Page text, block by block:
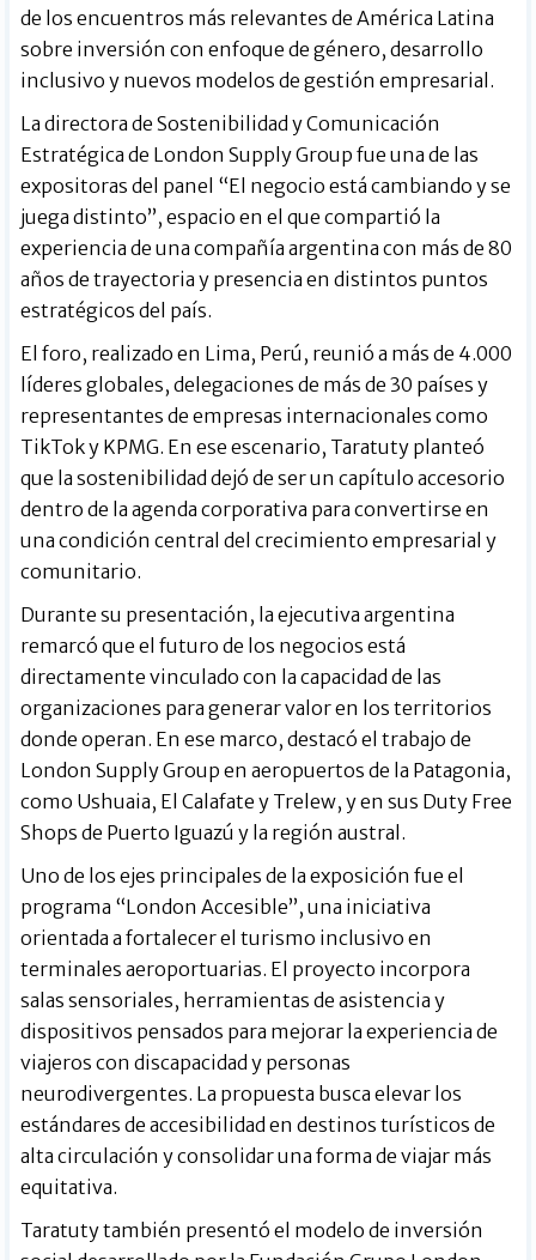
de los encuentros más relevantes de América Latina
sobre inversión con enfoque de género, desarrollo
inclusivo y nuevos modelos de gestión empresarial.
La directora de Sostenibilidad y Comunicación
Estratégica de London Supply Group fue una de las
expositoras del panel “El negocio está cambiando y se
juega distinto”, espacio en el que compartió la
experiencia de una compañía argentina con más de 80
años de trayectoria y presencia en distintos puntos
estratégicos del país.
El foro, realizado en Lima, Perú, reunió a más de 4.000
líderes globales, delegaciones de más de 30 países y
representantes de empresas internacionales como
TikTok y KPMG. En ese escenario, Taratuty planteó
que la sostenibilidad dejó de ser un capítulo accesorio
dentro de la agenda corporativa para convertirse en
una condición central del crecimiento empresarial y
comunitario.
Durante su presentación, la ejecutiva argentina
remarcó que el futuro de los negocios está
directamente vinculado con la capacidad de las
organizaciones para generar valor en los territorios
donde operan. En ese marco, destacó el trabajo de
London Supply Group en aeropuertos de la Patagonia,
como Ushuaia, El Calafate y Trelew, y en sus Duty Free
Shops de Puerto Iguazú y la región austral.
Uno de los ejes principales de la exposición fue el
programa “London Accesible”, una iniciativa
orientada a fortalecer el turismo inclusivo en
terminales aeroportuarias. El proyecto incorpora
salas sensoriales, herramientas de asistencia y
dispositivos pensados para mejorar la experiencia de
viajeros con discapacidad y personas
neurodivergentes. La propuesta busca elevar los
estándares de accesibilidad en destinos turísticos de
alta circulación y consolidar una forma de viajar más
equitativa.
Taratuty también presentó el modelo de inversión